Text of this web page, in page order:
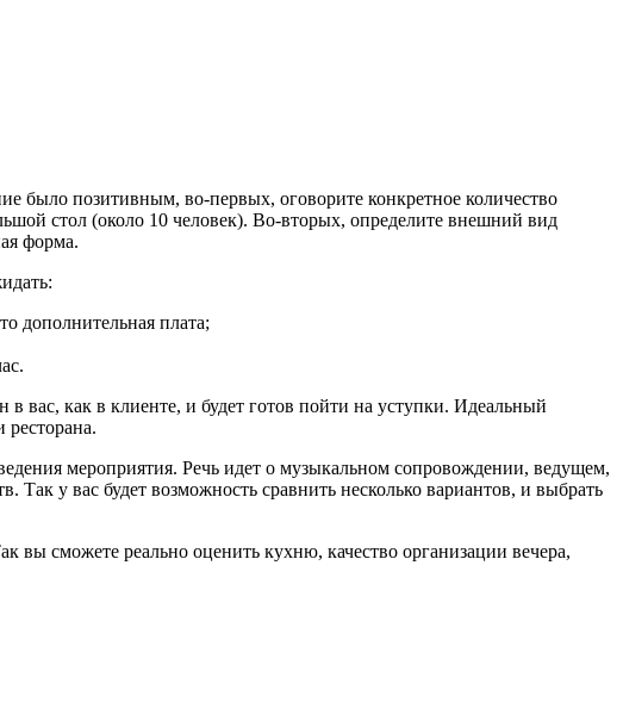
было позитивным, во-первых, оговорите конкретное количество
стол (около 10 человек). Во-вторых, определите внешний вид
форма.
дополнительная плата;
в вас, как в клиенте, и будет готов пойти на уступки. Идеальный
мероприятия. Речь идет о музыкальном сопровождении, ведущем,
Так у вас будет возможность сравнить несколько вариантов, и выбрать
вы сможете реально оценить кухню, качество организации вечера,